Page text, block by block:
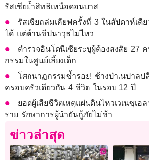
รัสเซียย้ำสิทธิเหนือดอนบาส
รัสเซียถล่มเคียฟครั้งที่ 3 ในสัปดาห์เดี
ได้ แต่ต้านขีปนาวุธไม่ไหว
ตำรวจอินโดนีเซียระบุผู้ต้องสงสัย 27
กรรมในศูนย์เลี้ยงเด็ก
โศกนาฏกรรมซ้ำรอย! ช้างป่าเนปาล
ครอบครัวเดียวกัน 4 ชีวิต ในรอบ 12 ปี
ยอดผู้เสียชีวิตเหตุแผ่นดินไหวเวเนซุเอ
ราย รักษาการผู้นำยันกู้ภัยไม่ช้า
ข่าวล่าสุด